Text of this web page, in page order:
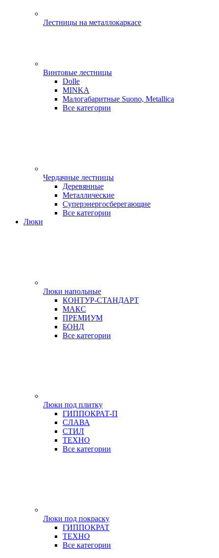
Лестницы на металлокаркасе
Винтовые лестницы
Dolle
MINKA
Малогабаритные Suono, Metallica
Все категории
Чердачные лестницы
Деревянные
Металлические
Суперэнергосберегающие
Все категории
Люки
Люки напольные
КОНТУР-СТАНДАРТ
МАКС
ПРЕМИУМ
БОНД
Все категории
Люки под плитку
ГИППОКРАТ-П
СЛАВА
СТИЛ
ТЕХНО
Все категории
Люки под покраску
ГИППОКРАТ
ТЕХНО
Все категории